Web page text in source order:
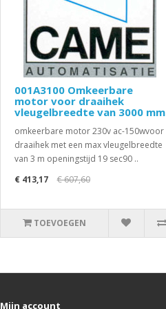
001A3100 Omkeerbare
motor voor draaihek
vleugelbreedte van 3000 mm
omkeerbare motor 230v ac-150wvoor
draaihek met een max vleugelbreedte
van 3 m openingstijd 19 sec90 ..
€ 413,17
€ 607,60
TOEVOEGEN
Mijn account